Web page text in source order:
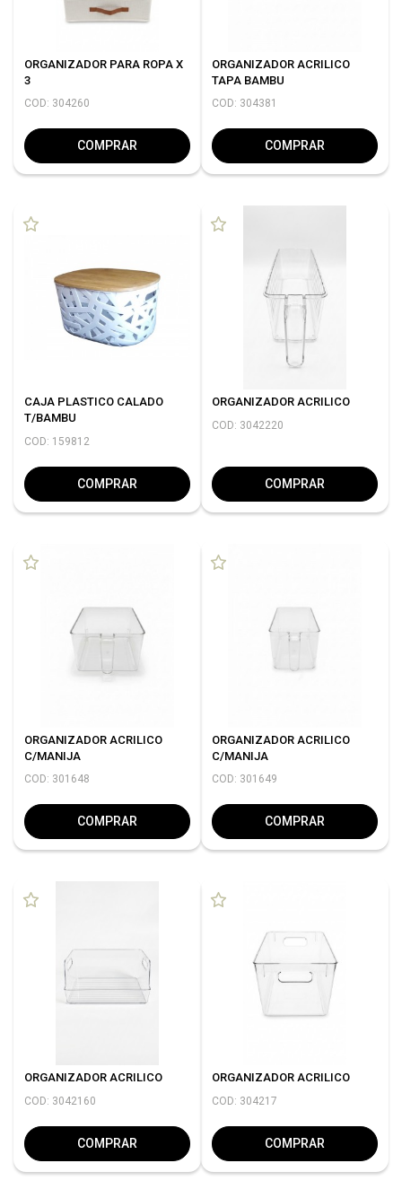
ORGANIZADOR PARA ROPA X
3
COD: 304260
COMPRAR
ORGANIZADOR ACRILICO
TAPA BAMBU
COD: 304381
COMPRAR
CAJA PLASTICO CALADO
T/BAMBU
COD: 159812
COMPRAR
ORGANIZADOR ACRILICO
COD: 3042220
COMPRAR
ORGANIZADOR ACRILICO
C/MANIJA
COD: 301648
COMPRAR
ORGANIZADOR ACRILICO
C/MANIJA
COD: 301649
COMPRAR
ORGANIZADOR ACRILICO
COD: 3042160
COMPRAR
ORGANIZADOR ACRILICO
COD: 304217
COMPRAR